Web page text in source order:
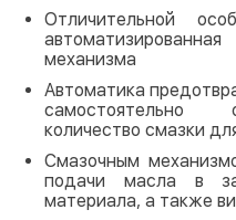
Отличительной
механизма
Автоматика
самостоятельно
количество смазки
Смазочным
подачи масла в
материала, а также